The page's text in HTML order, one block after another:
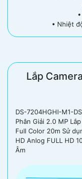
• Nhiệt
Lắp
DS-7204HGHI-M1-
Phân Giải 2.0 MP
Full Color 20m Sử
HD Anlog FULL HD
Âm